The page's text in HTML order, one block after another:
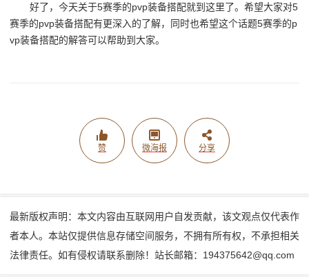
好了，今天关于5赛季的pvp装备搭配就到这里了。希望大家对5
赛季的pvp装备搭配有更深入的了解，同时也希望这个话题5赛季的p
vp装备搭配的解答可以帮助到大家。
赞 微海报 分享
最新版权声明：本文内容由互联网用户自发贡献，该文观点仅代表作
者本人。本站仅提供信息存储空间服务，不拥有所有权，不承担相关
法律责任。如有侵权请联系删除！站长邮箱：194375642@qq.com